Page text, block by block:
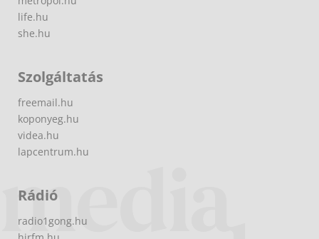
life.hu
she.hu
Szolgáltatás
freemail.hu
koponyeg.hu
videa.hu
lapcentrum.hu
Rádió
radio1gong.hu